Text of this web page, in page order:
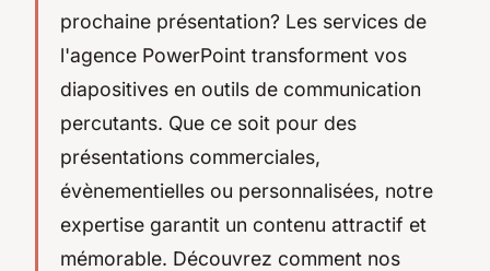
prochaine présentation? Les services de
l'agence PowerPoint transforment vos
diapositives en outils de communication
percutants. Que ce soit pour des
présentations commerciales,
évènementielles ou personnalisées, notre
expertise garantit un contenu attractif et
mémorable. Découvrez comment nos